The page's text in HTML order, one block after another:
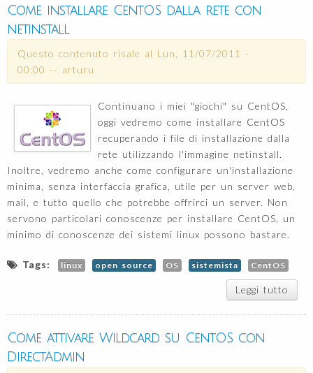
Come installare CentOS dalla rete con
netinstall
Questo contenuto risale al Lun, 11/07/2011 -
00:00 -- arturu
Continuano i miei "giochi" su CentOS,
oggi vedremo come installare CentOS
recuperando i file di installazione dalla
rete utilizzando l'immagine netinstall.
Inoltre, vedremo anche come configurare un'installazione
minima, senza interfaccia grafica, utile per un server web,
mail, e tutto quello che potrebbe offrirci un server. Non
servono particolari conoscenze per installare CentOS, un
minimo di conoscenze dei sistemi linux possono bastare.
Tags: linux open source OS sistemista CentOS
Leggi tutto
Come attivare Wildcard su CentOS con
DirectAdmin